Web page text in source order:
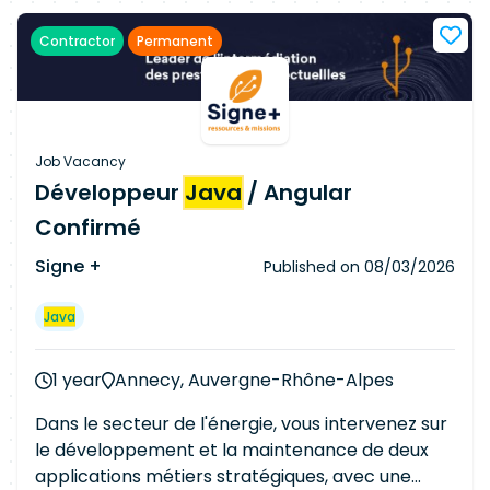
technique et fonctionnel - Investiguer sur des
incidents pour comprendre et trouver les
causes racines - Spécifier les causes racines et
proposer des solutions de remédiation Objectifs
et livrables : - Maîtrise des technologies
permettant d'adresser des outils destinés à nos
clients :JavaSpring Git, Gitlab CI - Ecriture et
exécution de tests unitaires et tests
d'intégration - Etre en maitrise d'un SI modulaire
(API REST / MicroServices )
Contractor Permanent
Job Vacancy
Développeur Java / Angular
Confirmé
Signe + Published on 08/03/2026
Java
1 year Annecy, Auvergne-Rhône-Alpes
Dans le secteur de l'énergie, vous intervenez sur
le développement et la maintenance de deux
applications métiers stratégiques, avec une